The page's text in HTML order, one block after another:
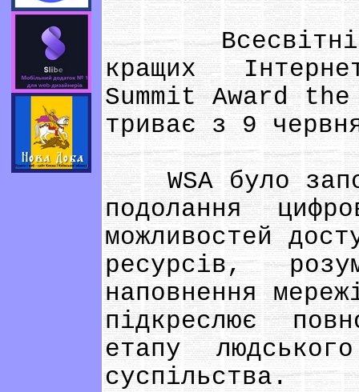
Всесвітній
кращих
Summit Award
триває з 9
WSA було
подолання
можливостей
ресурсів,
наповнення
підкреслює
етапу
суспільства.